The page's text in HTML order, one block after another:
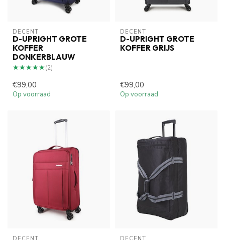
DECENT
D-UPRIGHT GROTE
KOFFER
DONKERBLAUW
★★★★★
★★★★★(2)
€99,00
Op voorraad
DECENT
D-UPRIGHT GROTE
KOFFER GRIJS
€99,00
Op voorraad